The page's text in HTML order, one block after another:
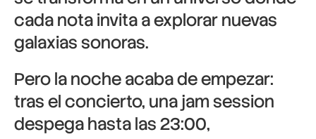
cada nota invita a explorar nuevas
galaxias sonoras.
Pero la noche acaba de empezar:
tras el concierto, una jam session
despega hasta las 23:00,